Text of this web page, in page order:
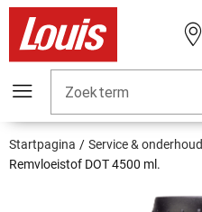
Zoekterm
Startpagina Service & onderhoud
Remvloeistof DOT 4500 ml.